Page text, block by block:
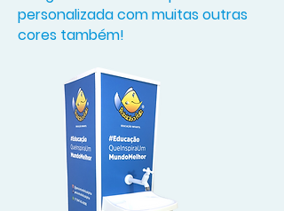
personalizada com muitas outras
cores também!